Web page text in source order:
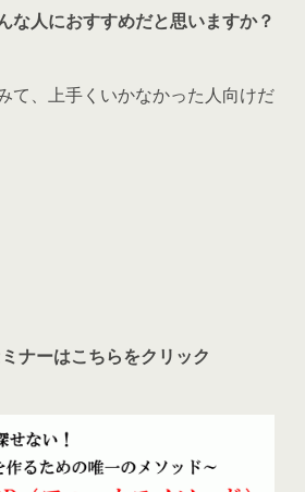
人におすすめだと思いますか？
、 上手くいかなかった人向けだ
ナーはこちらをクリック